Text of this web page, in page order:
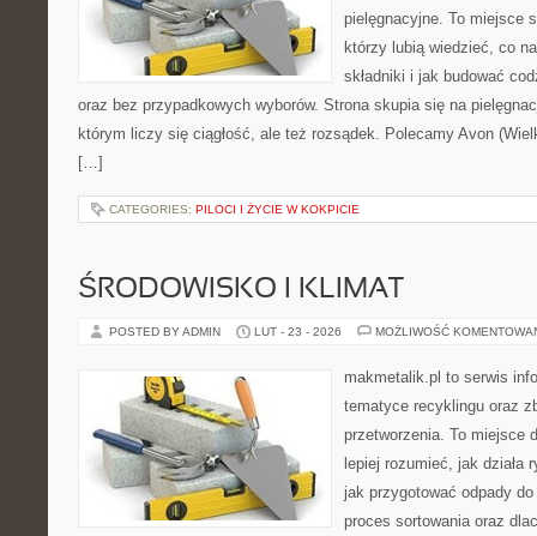
pielęgnacyjne. To miejsce
którzy lubią wiedzieć, co
składniki i jak budować
oraz bez przypadkowych wyborów. Strona skupia się na
którym liczy się ciągłość, ale też rozsądek. Polecamy Avon
[…]
CATEGORIES: PILOCI I ŻYCIE W KOKPICIE
ŚRODOWISKO I KLIMAT
POSTED BY ADMIN LUT - 23 - 2026 MOŻLIWOŚĆ
makmetalik.pl to serwis
tematyce recyklingu oraz
przetworzenia. To miejsce
lepiej rozumieć, jak działa
jak przygotować odpady
proces sortowania oraz